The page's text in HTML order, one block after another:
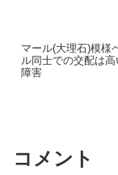
マール(大理石)模
ル同士での交配は
障害
コメント